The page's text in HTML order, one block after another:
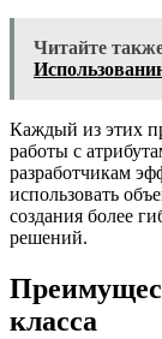
Читайте
Каждый из этих
работы с
разработчикам
использовать
создания более
решений.
класса